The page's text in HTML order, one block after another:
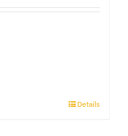
Details